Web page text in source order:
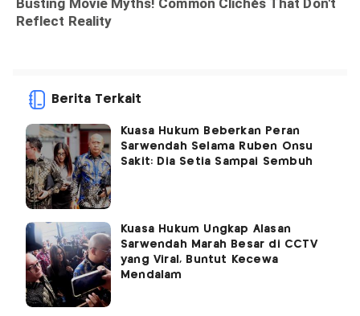
Berita Terkait
Kuasa Hukum Beberkan Peran
Sarwendah Selama Ruben Onsu
Sakit: Dia Setia Sampai Sembuh
Kuasa Hukum Ungkap Alasan
Sarwendah Marah Besar di CCTV
yang Viral, Buntut Kecewa
Mendalam